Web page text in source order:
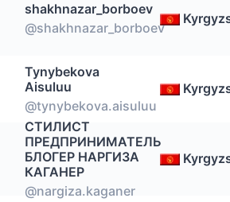
shakhnazar_borboev
@shakhnazar_borboev
Tynybekova
Aisuluu
@tynybekova.aisuluu
СТИЛИСТ
ПРЕДПРИНИМАТЕЛЬ
БЛОГЕР НАРГИЗА
КАГАНЕР
@nargiza.kaganer